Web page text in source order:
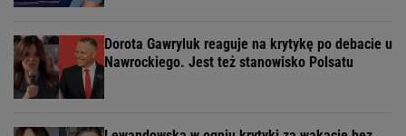
Dorota Gawryluk reaguje na krytykę po debacie u
Nawrockiego. Jest też stanowisko Polsatu